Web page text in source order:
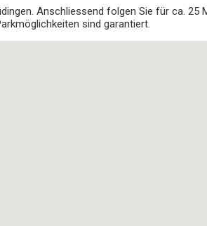
Anschliessend folgen Sie für ca.
sind garantiert.